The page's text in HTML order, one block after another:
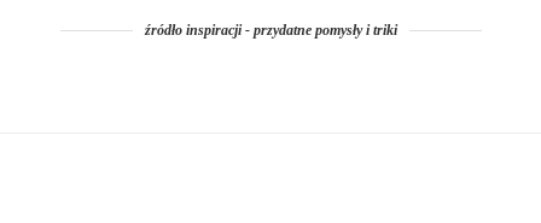
źródło inspiracji - przydatne pomysły i triki